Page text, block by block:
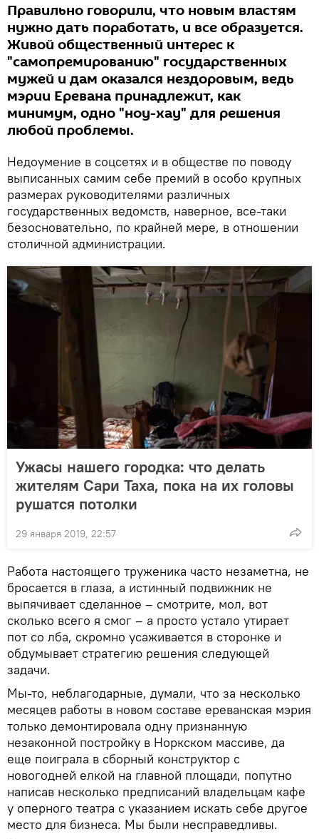
Правильно говорили, что новым властям
нужно дать поработать, и все образуется.
Живой общественный интерес к
"самопремированию" государственных
мужей и дам оказался нездоровым, ведь
мэрии Еревана принадлежит, как
минимум, одно "ноу-хау" для решения
любой проблемы.
Недоумение в соцсетях и в обществе по поводу
выписанных самим себе премий в особо крупных
размерах руководителями различных
государственных ведомств, наверное, все-таки
безосновательно, по крайней мере, в отношении
столичной администрации.
Ужасы нашего городка: что делать
жителям Сари Таха, пока на их головы
рушатся потолки
29 января 2019, 22:57
Работа настоящего труженика часто незаметна, не
бросается в глаза, а истинный подвижник не
выпячивает сделанное – смотрите, мол, вот
сколько всего я смог – а просто устало утирает
пот со лба, скромно усаживается в сторонке и
обдумывает стратегию решения следующей
задачи.
Мы-то, неблагодарные, думали, что за несколько
месяцев работы в новом составе ереванская мэрия
только демонтировала одну признанную
незаконной постройку в Норкском массиве, да
еще поиграла в сборный конструктор с
новогодней елкой на главной площади, попутно
написав несколько предписаний владельцам кафе
у оперного театра с указанием искать себе другое
место для бизнеса. Мы были несправедливы.